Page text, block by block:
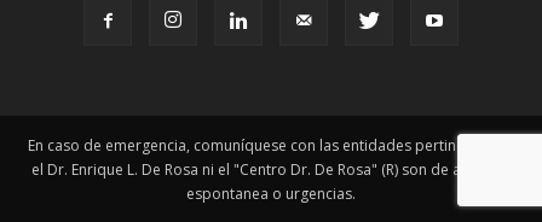
En caso de emergencia, comuníquese con las entidades pertinentes. Ni
el Dr. Enrique L. De Rosa ni el "Centro Dr. De Rosa" (R) son de atención
espontanea o urgencias.